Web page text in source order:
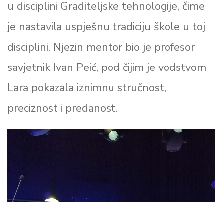
u disciplini Graditeljske tehnologije, čime
je nastavila uspješnu tradiciju škole u toj
disciplini. Njezin mentor bio je profesor
savjetnik Ivan Peić, pod čijim je vodstvom
Lara pokazala iznimnu stručnost,
preciznost i predanost.